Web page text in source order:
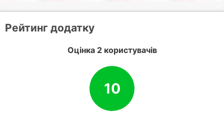
Рейтинг додатку
Оцінка 2 користувачів
10